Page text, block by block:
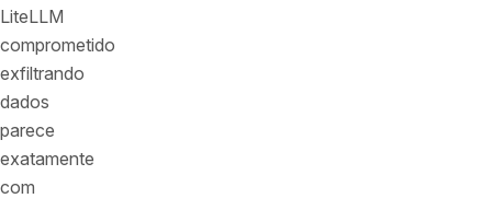
LiteLLM
comprometido
exfiltrando
dados
parece
exatamente
com